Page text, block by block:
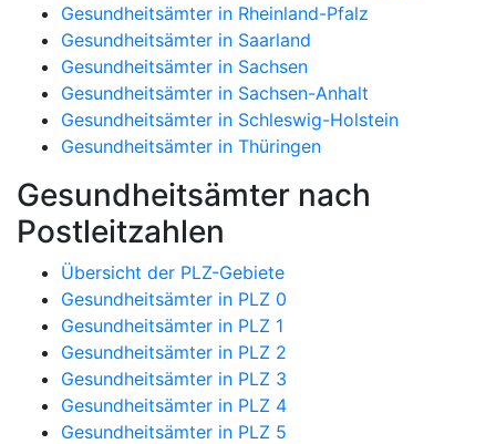
Gesundheitsämter in Rheinland-Pfalz
Gesundheitsämter in Saarland
Gesundheitsämter in Sachsen
Gesundheitsämter in Sachsen-Anhalt
Gesundheitsämter in Schleswig-Holstein
Gesundheitsämter in Thüringen
Gesundheitsämter nach
Postleitzahlen
Übersicht der PLZ-Gebiete
Gesundheitsämter in PLZ 0
Gesundheitsämter in PLZ 1
Gesundheitsämter in PLZ 2
Gesundheitsämter in PLZ 3
Gesundheitsämter in PLZ 4
Gesundheitsämter in PLZ 5